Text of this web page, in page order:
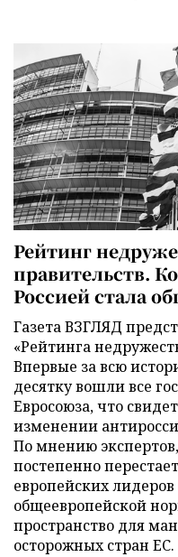
Рейтинг
правительств.
Россией стала
Газета ВЗГЛЯД
«Рейтинга
Впервые за всю
десятку вошли все
Евросоюза, что
изменении
По мнению
постепенно
европейских лидеров
общеевропейской
пространство для
осторожных стран ЕС.